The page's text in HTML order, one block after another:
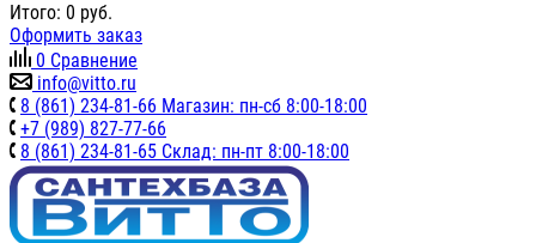
Итого: 0 руб.
Оформить заказ
0 Сравнение
info@vitto.ru
8 (861) 234-81-66 Магазин: пн-сб 8:00-18:00
+7 (989) 827-77-66
8 (861) 234-81-65 Склад: пн-пт 8:00-18:00